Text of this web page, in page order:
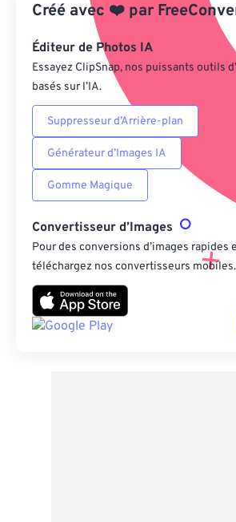
Enregistrer comme préréglage
Créé avec ❤️ par
Éditeur de Photos IA
Essayez ClipSnap, nos puissants outils
basés sur l’IA.
Suppresseur d’Arrière-plan
Générateur d’Images IA
Gomme Magique
Convertisseur d’Images
Pour des conversions d’images rapides
téléchargez nos convertisseurs mobiles.